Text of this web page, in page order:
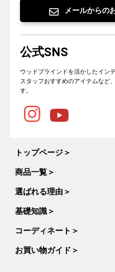
メールからの
公式SNS
ウッドブラインドを活かしたイン
スタッフおすすめのアイテムなど
す。
トップページ ＞
商品一覧 ＞
選ばれる理由 ＞
基礎知識 ＞
コーディネート ＞
お買い物ガイド ＞